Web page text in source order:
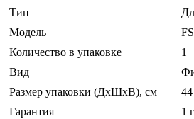
Тип
Модель
Количество в упаковке
1
Вид
Размер упаковки (ДхШхВ), см
Гарантия
1